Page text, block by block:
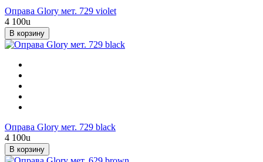
Оправа Glory мет. 729 violet
4 100u
В корзину
Оправа Glory мет. 729 black
4 100u
В корзину